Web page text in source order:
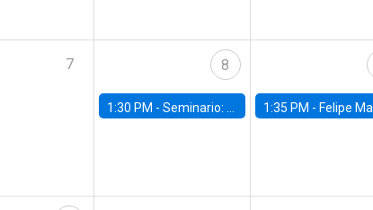
7 8
1:30 PM -Seminario: “Recuperando la humanidad para progresar en la era de la IA» 1:35 PM - Felipe Martínez, alumno Doctorado en